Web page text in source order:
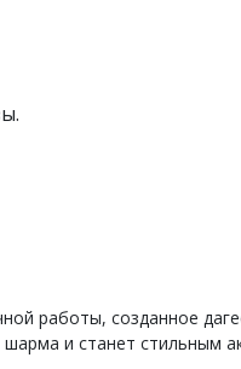
работы, созданное
шарма и станет стильным